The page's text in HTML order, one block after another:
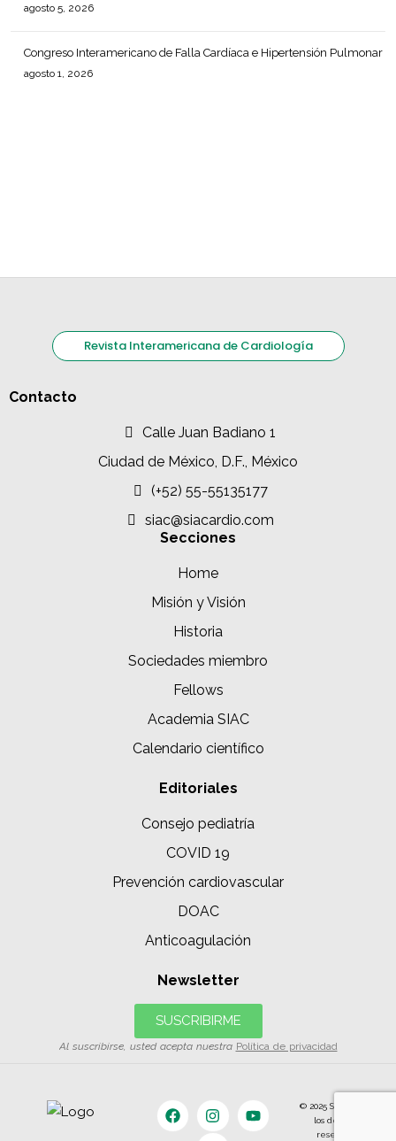
agosto 5, 2026
Congreso Interamericano de Falla Cardíaca e Hipertensión Pulmonar
agosto 1, 2026
Revista Interamericana de Cardiología
Contacto
Calle Juan Badiano 1
Ciudad de México, D.F., México
(+52) 55-55135177
siac@siacardio.com
Secciones
Home
Misión y Visión
Historia
Sociedades miembro
Fellows
Academia SIAC
Calendario científico
Editoriales
Consejo pediatría
COVID 19
Prevención cardiovascular
DOAC
Anticoagulación
Newsletter
SUSCRIBIRME
Al suscribirse, usted acepta nuestra Política de privacidad
© 2025 SIAC | Todos
los derechos
reservados.